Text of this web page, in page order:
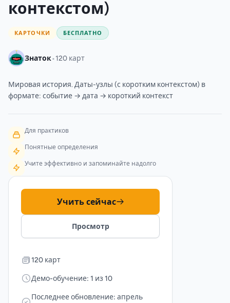
контекстом)
КАРТОЧКИ БЕСПЛАТНО
Знаток•120 карт
Мировая история. Даты-узлы (с коротким контекстом) в
формате: событие → дата → короткий контекст
Для практиков
Понятные определения
Учите эффективно и запоминайте надолго
Учить сейчас
Просмотр
120 карт
Демо-обучение: 1 из 10
Последнее обновление: апрель